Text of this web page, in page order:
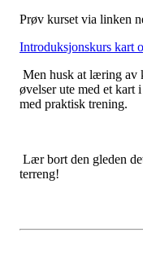
Prøv kurset via linken
Introduksjonskurs kart
Men husk at læring av
øvelser ute med et kart
med praktisk trening.
Lær bort den gleden
terreng!